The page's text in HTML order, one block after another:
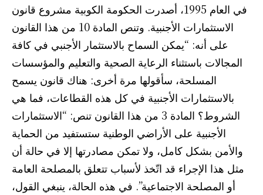
في العام 1995، أصدرت الحكومة الكوبية مشروع قانون
الاستثمارات الأجنبية. وتنص المادة 10 من هذا القانون
على أنه: “يمكن السماح بالاستثمار الأجنبي في كافة
المجالات باستثناء الرعاية الصحية والتعليم والمؤسسات
المسلحة، سأقولها مرة أخرى: هناك قانون يسمح
بالاستثمارات الأجنبية في كل هذه القطاعات، فما هي
الشروط؟ المادة 3 من هذا القانون تنص: “الاستثمارات
الأجنبية على الأراضي الوطنية ستستفيد من الحماية
والأمن بشكل كامل، ولا تمكن مصادرتها إلا في حالة أن
مثل هذا الإجراء قد اتّخذ لأسباب تتعلق بالمصلحة العامة
أو المصلحة الاجتماعية”. في هذه الحالة، ينبغي القول،